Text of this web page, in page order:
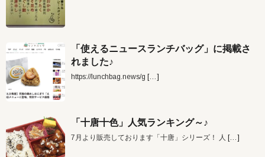
「使えるニュースランチバッグ」に掲載さ
れました♪
https://lunchbag.news/g […]
「十唐十色」人気ランキング～♪
7月より販売しております「十唐」シリーズ！ 人 […]